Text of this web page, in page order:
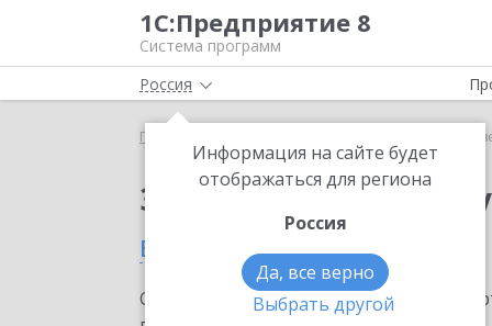
1С:Предприятие 8
Система программ
Россия
Информация на сайте будет
отображаться для региона
Россия
Да, все верно
Выбрать другой
Главная
Заказать Отвечает
в Кыштыме
Ознакомьтесь с информационными